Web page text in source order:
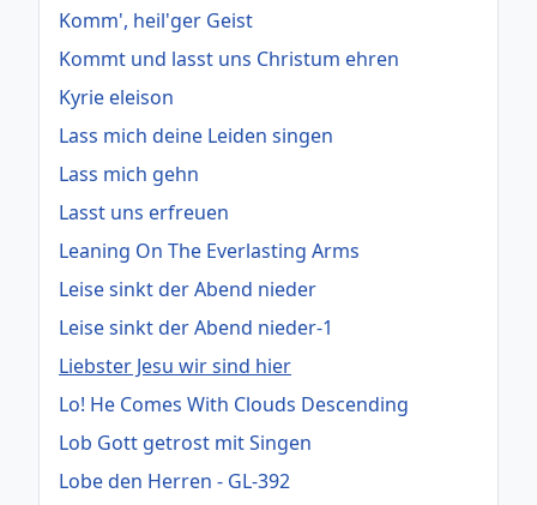
Komm', heil'ger Geist
Kommt und lasst uns Christum ehren
Kyrie eleison
Lass mich deine Leiden singen
Lass mich gehn
Lasst uns erfreuen
Leaning On The Everlasting Arms
Leise sinkt der Abend nieder
Leise sinkt der Abend nieder-1
Liebster Jesu wir sind hier
Lo! He Comes With Clouds Descending
Lob Gott getrost mit Singen
Lobe den Herren - GL-392